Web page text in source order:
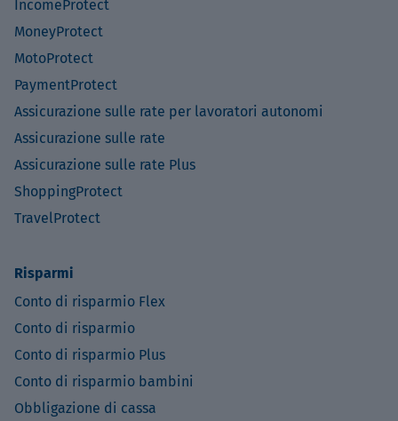
IncomeProtect
MoneyProtect
MotoProtect
PaymentProtect
Assicurazione sulle rate per lavoratori autonomi
Assicurazione sulle rate
Assicurazione sulle rate Plus
ShoppingProtect
TravelProtect
Risparmi
Conto di risparmio Flex
Conto di risparmio
Conto di risparmio Plus
Conto di risparmio bambini
Obbligazione di cassa